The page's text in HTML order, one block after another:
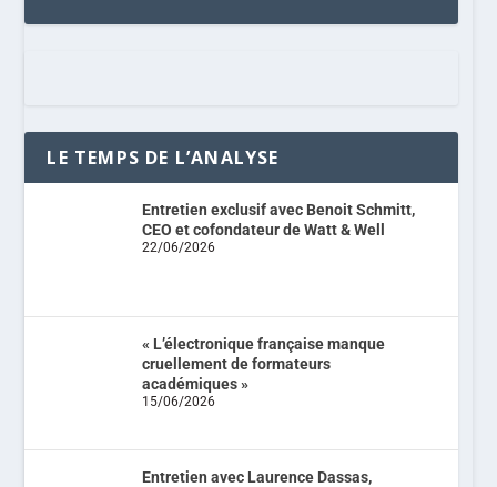
LE TEMPS DE L’ANALYSE
Entretien exclusif avec Benoit Schmitt,
CEO et cofondateur de Watt & Well
22/06/2026
« L’électronique française manque
cruellement de formateurs
académiques »
15/06/2026
Entretien avec Laurence Dassas,